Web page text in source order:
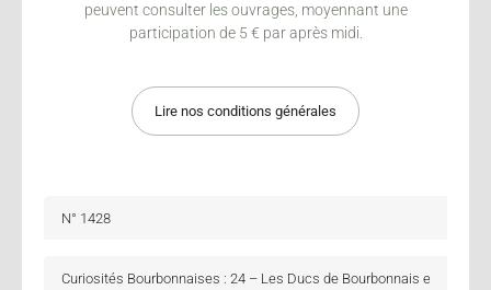
peuvent consulter les ouvrages, moyennant une
participation de 5 € par après midi.
Lire nos conditions générales